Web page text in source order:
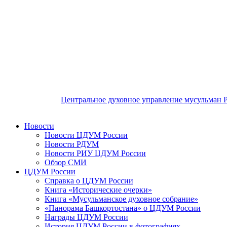
Центральное духовное управление мусульман
Новости
Новости ЦДУМ России
Новости РДУМ
Новости РИУ ЦДУМ России
Обзор СМИ
ЦДУМ России
Справка о ЦДУМ России
Книга «Исторические очерки»
Книга «Мусульманское духовное собрание»
«Панорама Башкортостана» о ЦДУМ России
Награды ЦДУМ России